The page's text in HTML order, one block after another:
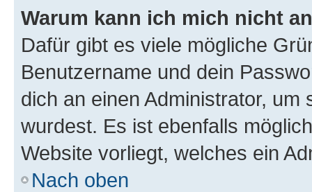
Warum kann ich mich nicht
Dafür gibt es viele mögliche
Benutzername und dein
dich an einen Administrator,
wurdest. Es ist ebenfalls
Website vorliegt, welches ein
Nach oben